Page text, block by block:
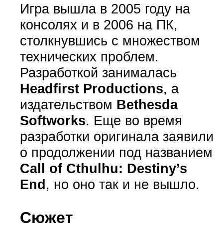
Игра вышла в 2005 году на
консолях и в 2006 на ПК,
столкнувшись с множеством
технических проблем.
Разработкой занималась
Headfirst Productions, а
издательством Bethesda
Softworks. Еще во время
разработки оригинала заявили
о продолжении под названием
Call of Cthulhu: Destiny’s
End, но оно так и не вышло.
Сюжет